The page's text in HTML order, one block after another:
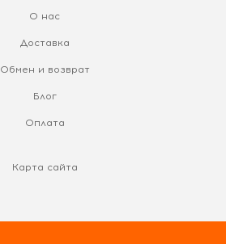
О нас
Доставка
Обмен и возврат
Блог
Оплата
Карта сайта